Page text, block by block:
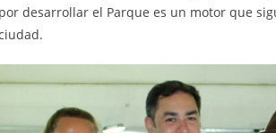
desarrollar el Parque es un motor que